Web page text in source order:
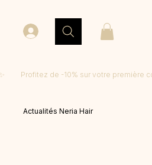
Actualités Neria Hair